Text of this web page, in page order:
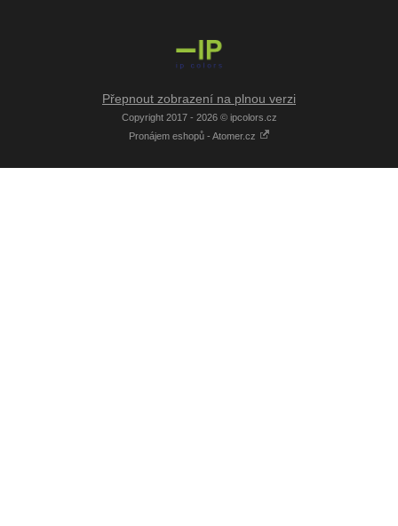
Přepnout zobrazení na plnou verzi
Copyright 2017 - 2026 © ipcolors.cz
Pronájem eshopů - Atomer.cz